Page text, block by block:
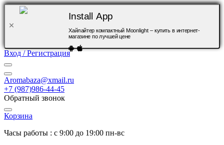
Install App
Хайлайтер компактный Moonlight – купить в интернет-
магазине по лучшей цене
Вход / Регистрация
Aromabaza@xmail.ru
+7 (987)986-44-45
Обратный звонок
Корзина
Часы работы : с 9:00 до 19:00 пн-вс